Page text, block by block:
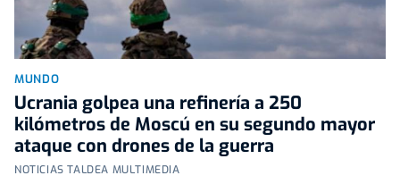
MUNDO
Ucrania golpea una refinería a 250
kilómetros de Moscú en su segundo mayor
ataque con drones de la guerra
NOTICIAS TALDEA MULTIMEDIA